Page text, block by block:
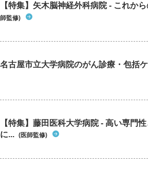
【特集】矢木脳神経外科病院 - これか
師監修)
名古屋市立大学病院のがん診療・包括
【特集】藤田医科大学病院 - 高い専門
に... (医師監修)